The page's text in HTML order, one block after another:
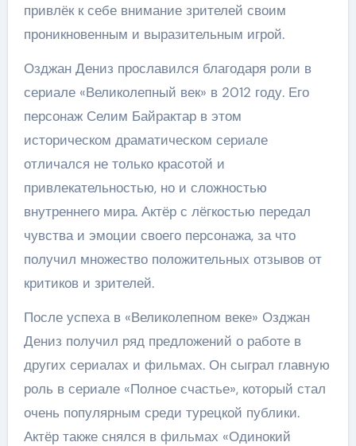
привлёк к себе внимание зрителей своим
проникновенным и выразительным игрой.
Озджан Дениз прославился благодаря роли в
сериале «Великолепный век» в 2012 году. Его
персонаж Селим Байрактар в этом
историческом драматическом сериале
отличался не только красотой и
привлекательностью, но и сложностью
внутреннего мира. Актёр с лёгкостью передал
чувства и эмоции своего персонажа, за что
получил множество положительных отзывов от
критиков и зрителей.
После успеха в «Великолепном веке» Озджан
Дениз получил ряд предложений о работе в
других сериалах и фильмах. Он сыграл главную
роль в сериале «Полное счастье», который стал
очень популярным среди турецкой публики.
Актёр также снялся в фильмах «Одинокий